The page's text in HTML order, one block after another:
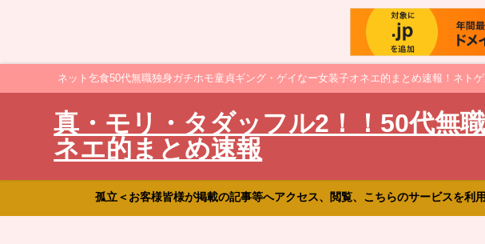
ネット乞食50代無職独身ガチホモ童貞ギング・ゲイなー女装子オネエ的まとめ速報！ネト
真・モリ・タダッフル2！！50代無
ネエ的まとめ速報
孤立＜お客様皆様が掲載の記事等へアクセス、閲覧、こちらのサービスを利